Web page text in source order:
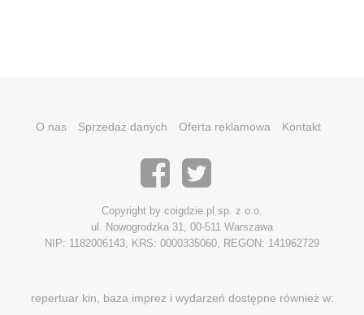
O nas Sprzedaż danych Oferta reklamowa Kontakt
Copyright by coigdzie.pl sp. z o.o.
ul. Nowogrodzka 31, 00-511 Warszawa
NIP: 1182006143, KRS: 0000335060, REGON: 141962729
repertuar kin, baza imprez i wydarzeń dostępne również w: